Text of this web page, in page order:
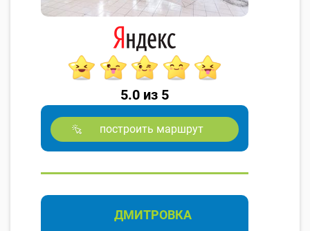
5.0 из 5
построить маршрут
ДМИТРОВКА